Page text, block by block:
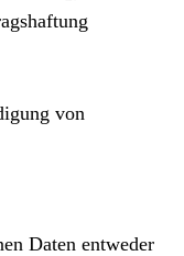
von
Daten entweder